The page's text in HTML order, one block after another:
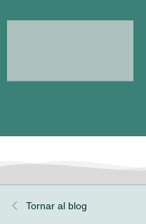
Tornar al blog